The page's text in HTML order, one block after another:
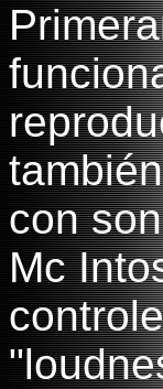
con
Mc